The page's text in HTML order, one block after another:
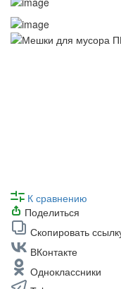
К сравнению
Поделиться
Скопировать
ВКонтакте
Одноклассники